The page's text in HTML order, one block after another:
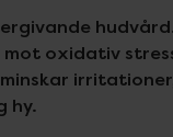
oxidativ
hy.